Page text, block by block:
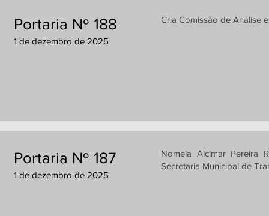
1 de dezembro de 2025
Portaria Nº 188 Cria Comissão de Análise
1 de dezembro de 2025
Portaria Nº 187
Nomeia Alcimar Pereira
Secretaria Municipal de